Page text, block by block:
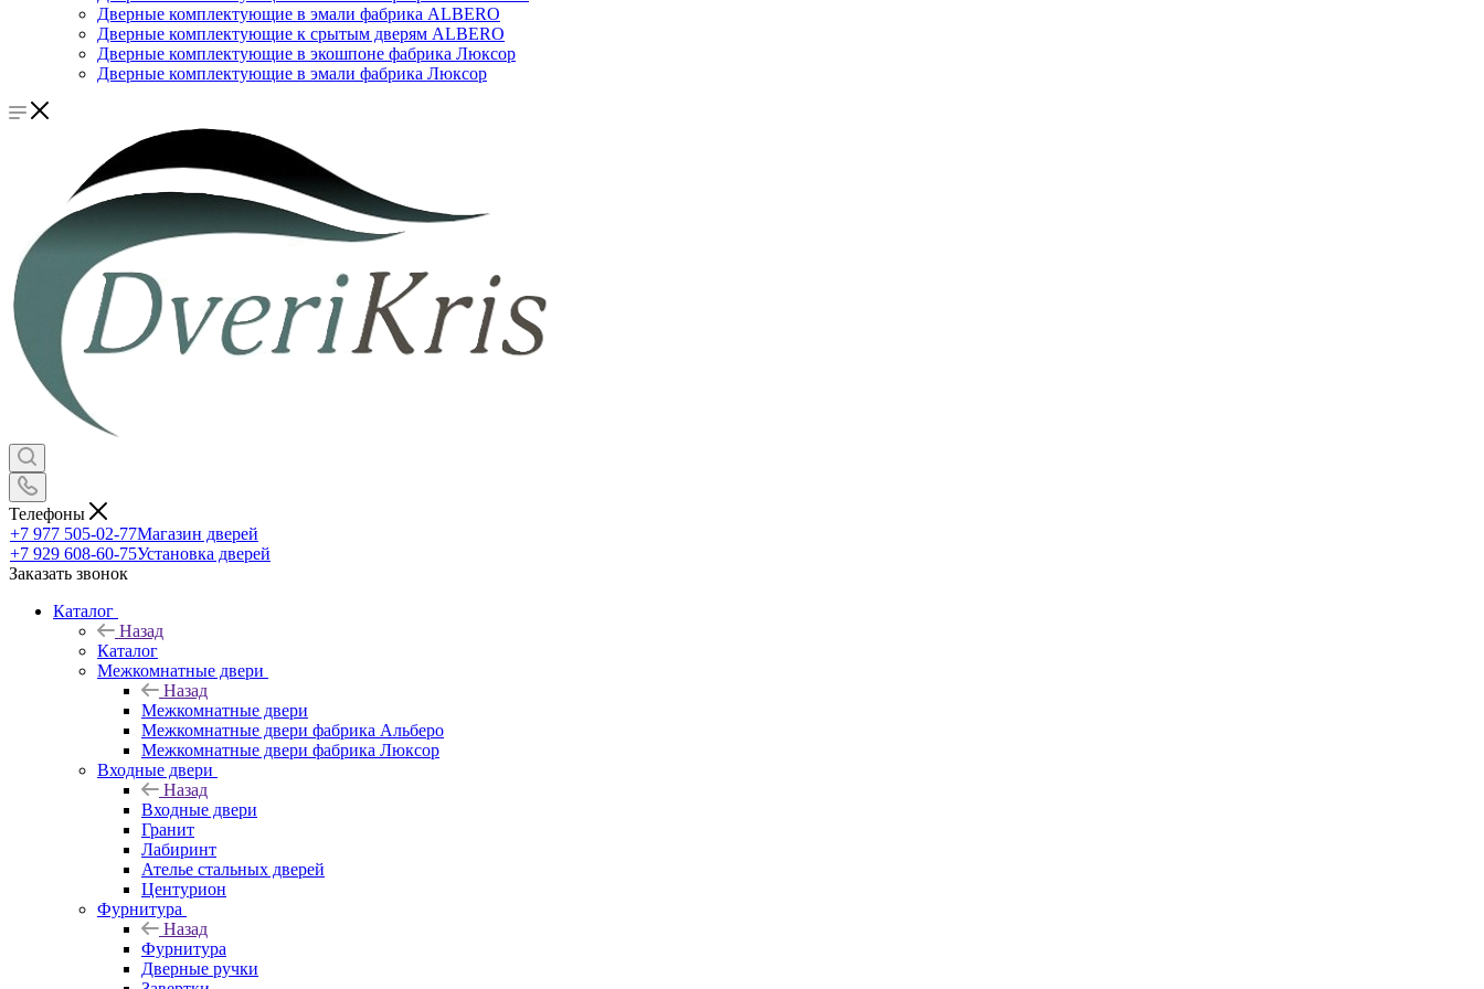
Дверные комплектующие в эмали фабрика ALBERO
Дверные комплектующие к срытым дверям ALBERO
Дверные комплектующие в экошпоне фабрика Люксор
Дверные комплектующие в эмали фабрика Люксор
Телефоны
+7 977 505-02-77Магазин дверей
+7 929 608-60-75Установка дверей
Заказать звонок
Каталог
Назад
Каталог
Межкомнатные двери
Назад
Межкомнатные двери
Межкомнатные двери фабрика Альберо
Межкомнатные двери фабрика Люксор
Входные двери
Назад
Входные двери
Гранит
Лабиринт
Ателье стальных дверей
Центурион
Фурнитура
Назад
Фурнитура
Дверные ручки